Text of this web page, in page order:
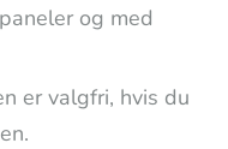
og med
er valgfri, hvis du